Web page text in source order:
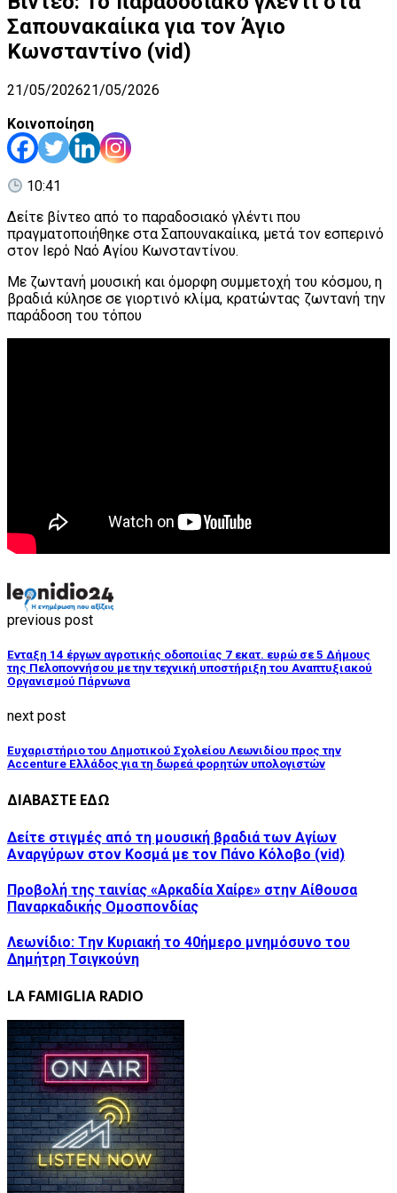
Σαπουνακαίικα για τον Άγιο
Κωνσταντίνο (vid)
21/05/202621/05/2026
Κοινοποίηση
10:41
Δείτε βίντεο από το παραδοσιακό γλέντι που
πραγματοποιήθηκε στα Σαπουνακαίικα, μετά τον εσπερινό
στον Ιερό Ναό Αγίου Κωνσταντίνου.
Με ζωντανή μουσική και όμορφη συμμετοχή του κόσμου, η
βραδιά κύλησε σε γιορτινό κλίμα, κρατώντας ζωντανή την
παράδοση του τόπου
previous post
Ένταξη 14 έργων αγροτικής οδοποιίας 7 εκατ. ευρώ σε 5 Δήμους
της Πελοποννήσου με την τεχνική υποστήριξη του Αναπτυξιακού
Οργανισμού Πάρνωνα
next post
Ευχαριστήριο του Δημοτικού Σχολείου Λεωνιδίου προς την
Accenture Ελλάδος για τη δωρεά φορητών υπολογιστών
ΔΙΑΒΑΣΤΕ ΕΔΩ
Δείτε στιγμές από τη μουσική βραδιά των Αγίων
Αναργύρων στον Κοσμά με τον Πάνο Κόλοβο (vid)
Προβολή της ταινίας «Αρκαδία Χαίρε» στην Αίθουσα
Παναρκαδικής Ομοσπονδίας
Λεωνίδιο: Tην Κυριακή το 40ήμερο μνημόσυνο του
Δημήτρη Τσιγκούνη
LA FAMIGLIA RADIO